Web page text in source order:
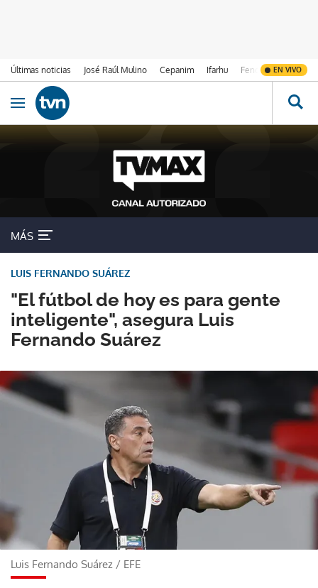
Últimas noticias José Raúl Mulino Cepanim Ifarhu Fenómeno de El
EN VIVO
Ir al contenido
Obrir navegació
MÁS
"El fútbol de hoy es para gente
inteligente", asegura Luis
Fernando Suárez
LUIS FERNANDO SUÁREZ
Luis Fernando Suárez / EFE